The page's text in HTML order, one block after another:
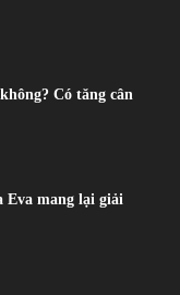
Có tăng cân
Eva mang lại giải